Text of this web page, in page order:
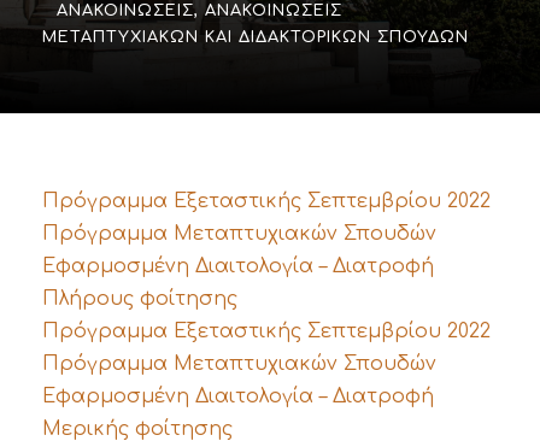
ΑΝΑΚΟΙΝΏΣΕΙΣ, ΑΝΑΚΟΙΝΏΣΕΙΣ
ΜΕΤΑΠΤΥΧΙΑΚΏΝ ΚΑΙ ΔΙΔΑΚΤΟΡΙΚΏΝ ΣΠΟΥΔΏΝ
Πρόγραμμα Εξεταστικής Σεπτεμβρίου 2022
Πρόγραμμα Μεταπτυχιακών Σπουδών
Εφαρμοσμένη Διαιτολογία – Διατροφή
Πλήρους φοίτησης
Πρόγραμμα Εξεταστικής Σεπτεμβρίου 2022
Πρόγραμμα Μεταπτυχιακών Σπουδών
Εφαρμοσμένη Διαιτολογία – Διατροφή
Μερικής φοίτησης